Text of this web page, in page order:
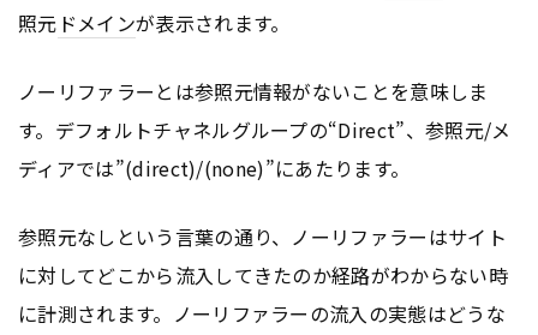
照元 ドメインが表示されます。
ノーリファラーとは参照元情報がないことを意味しま
す。デフォルトチャネルグループの“Direct”、参照元/メ
ディアでは”(direct)/(none)”にあたります。
参照元なしという言葉の通り、ノーリファラーはサイト
に対してどこから流入してきたのか経路がわからない時
に計測されます。ノーリファラーの流入の実態はどうな